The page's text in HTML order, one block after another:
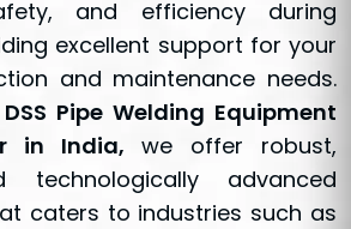
and efficiency during
excellent support for your
and maintenance needs.
DSS Pipe Welding Equipment
in India, we offer robust,
technologically advanced
caters to industries such as